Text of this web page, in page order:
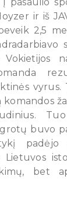
ir iš
2,5
vyrus.
komandos
buvo
padėjo
Lietuvos
bet